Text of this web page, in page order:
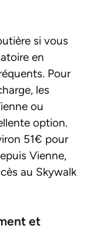
si vous
en
Pour
les
ou
option.
51€ pour
Vienne,
au Skywalk
et